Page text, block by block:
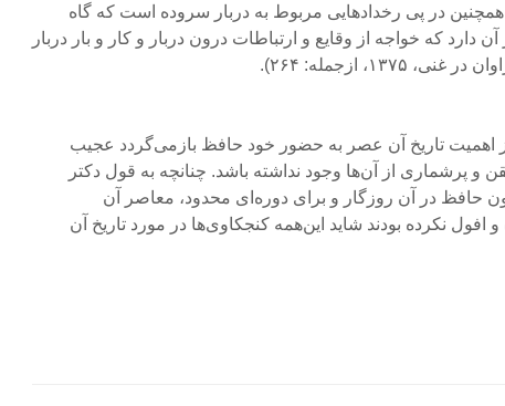
همچنین در پی رخدادهایی مربوط به دربار سروده است که گاه
که خواجه از وقایع و ارتباطات درون دربار و کار و بار دربار
ازجمله: ۲۶۴).
اهمیت تاریخ آن عصر به حضور خود حافظ بازمی‌گردد عجیب
و پرشماری از آن‌ها وجود نداشته باشد. چنانچه به قول دکتر
حافظ در آن روزگار و برای دوره‌ای محدود، معاصر آن
نکرده بودند شاید این‌همه کنجکاوی‌ها در مورد تاریخ آن